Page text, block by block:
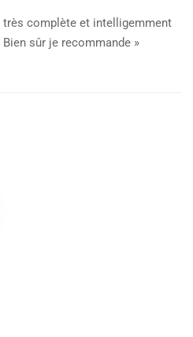
très complète et intelligemment
sûr je recommande »